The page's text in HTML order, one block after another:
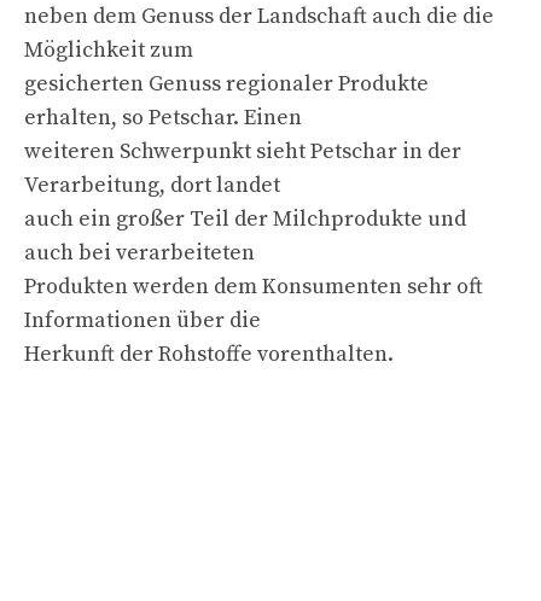
neben dem Genuss der Landschaft auch die die
Möglichkeit zum
gesicherten Genuss regionaler Produkte
erhalten, so Petschar. Einen
weiteren Schwerpunkt sieht Petschar in der
Verarbeitung, dort landet
auch ein großer Teil der Milchprodukte und
auch bei verarbeiteten
Produkten werden dem Konsumenten sehr oft
Informationen über die
Herkunft der Rohstoffe vorenthalten.